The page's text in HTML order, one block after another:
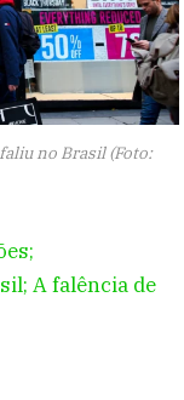
no Brasil (Foto:
A falência de